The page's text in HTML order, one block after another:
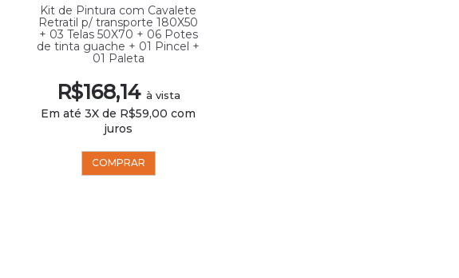
Kit de Pintura com Cavalete
Retratil p/ transporte 180X50
+ 03 Telas 50X70 + 06 Potes
de tinta guache + 01 Pincel +
01 Paleta
R$168,14 à vista
Em até 3X de R$59,00 com
juros
COMPRAR